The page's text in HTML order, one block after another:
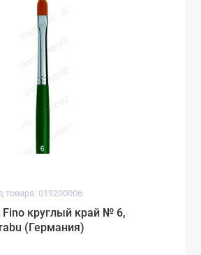
товара: 019200006
Fino круглый край № 6,
(Германия)